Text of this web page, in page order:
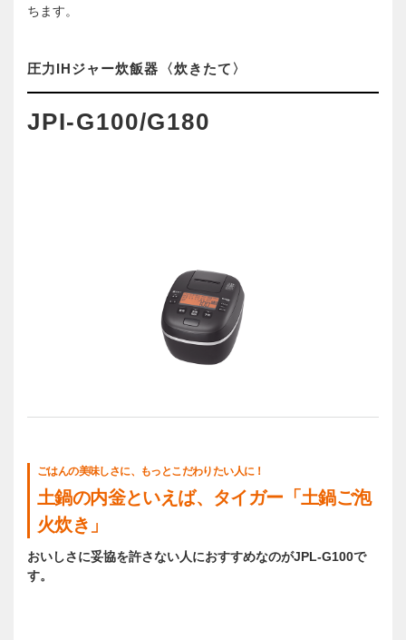
ちます。
圧力IHジャー炊飯器〈炊きたて〉
JPI-G100/G180
ごはんの美味しさに、もっとこだわりたい人に！
土鍋の内釡といえば、タイガー「土鍋ご泡
火炊き」
おいしさに妥協を許さない人におすすめなのがJPL-G100で
す。